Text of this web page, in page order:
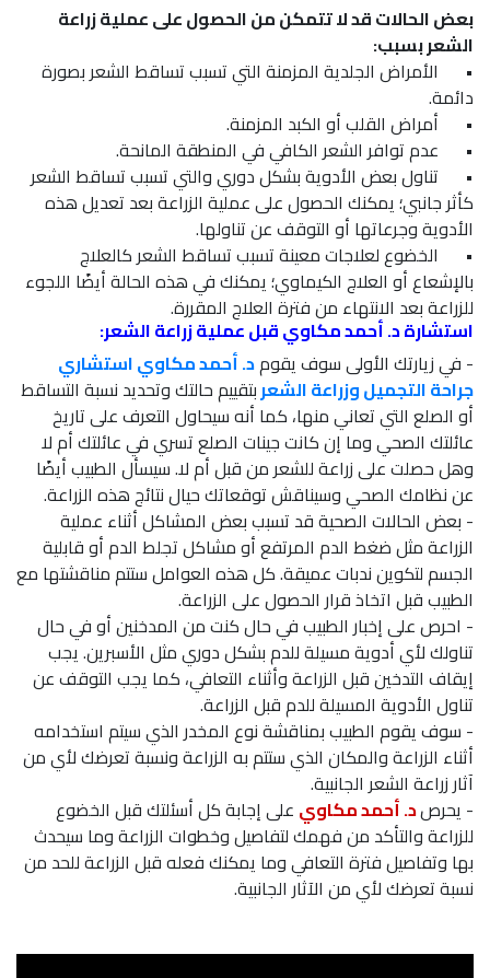
بعض الحالات قد لا تتمكن من الحصول على عملية زراعة
الشعر بسبب:
•
الأمراض الجلدية المزمنة التي تسبب تساقط الشعر بصورة
دائمة.
•
أمراض القلب أو الكبد المزمنة.
•
عدم توافر الشعر الكافي في المنطقة المانحة.
•
تناول بعض الأدوية بشكل دوري والتي تسبب تساقط الشعر
كأثر جانبي؛ يمكنك الحصول على عملية الزراعة بعد تعديل هذه
الأدوية وجرعاتها أو التوقف عن تناولها.
•
الخضوع لعلاجات معينة تسبب تساقط الشعر كالعلاج
بالإشعاع أو العلاج الكيماوي؛ يمكنك في هذه الحالة أيضًا اللجوء
للزراعة بعد الانتهاء من فترة العلاج المقررة.
استشارة د. أحمد مكاوي قبل عملية زراعة الشعر:
- في زيارتك الأولى سوف يقومد. أحمد مكاوي استشاري
جراحة التجميل وزراعة الشعربتقييم حالتك وتحديد نسبة التساقط
أو الصلع التي تعاني منها، كما أنه سيحاول التعرف على تاريخ
عائلتك الصحي وما إن كانت جينات الصلع تسري في عائلتك أم لا
وهل حصلت على زراعة للشعر من قبل أم لا. سيسأل الطبيب أيضًا
عن نظامك الصحي وسيناقش توقعاتك حيال نتائج هذه الزراعة.
- بعض الحالات الصحية قد تسبب بعض المشاكل أثناء عملية
الزراعة مثل ضغط الدم المرتفع أو مشاكل تجلط الدم أو قابلية
الجسم لتكوين ندبات عميقة. كل هذه العوامل ستتم مناقشتها مع
الطبيب قبل اتخاذ قرار الحصول على الزراعة.
- احرص على إخبار الطبيب في حال كنت من المدخنين أو في حال
تناولك لأي أدوية مسيلة للدم بشكل دوري مثل الأسبرين. يجب
إيقاف التدخين قبل الزراعة وأثناء التعافي، كما يجب التوقف عن
تناول الأدوية المسيلة للدم قبل الزراعة.
- سوف يقوم الطبيب بمناقشة نوع المخدر الذي سيتم استخدامه
أثناء الزراعة والمكان الذي ستتم به الزراعة ونسبة تعرضك لأي من
آثار زراعة الشعر الجانبية.
- يحرصد. أحمد مكاوي على إجابة كل أسئلتك قبل الخضوع
للزراعة والتأكد من فهمك لتفاصيل وخطوات الزراعة وما سيحدث
بها وتفاصيل فترة التعافي وما يمكنك فعله قبل الزراعة للحد من
نسبة تعرضك لأي من الآثار الجانبية.